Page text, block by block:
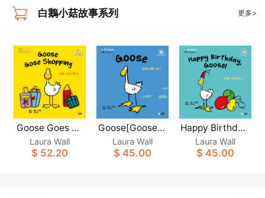
白鵝小菇故事系列 更多>
Goose Goes Sh
opping [Goose
白鵝小菇故事系
Laura Wall
$ 52.20
Goose[Goose白
鵝小菇故事系列]
(新雅‧點讀樂園)
Laura Wall
$ 45.00
Happy Birthday,
Goose！[Goose
白鵝小菇故事系
Laura Wall
$ 45.00